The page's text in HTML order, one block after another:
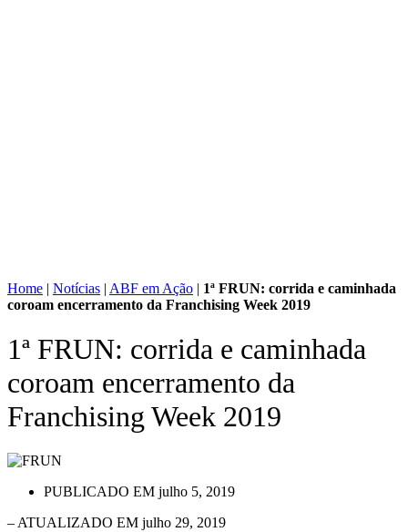
Home | Notícias | ABF em Ação | 1ª FRUN: corrida e caminhada
coroam encerramento da Franchising Week 2019
1ª FRUN: corrida e caminhada
coroam encerramento da
Franchising Week 2019
PUBLICADO EM julho 5, 2019
– ATUALIZADO EM julho 29, 2019